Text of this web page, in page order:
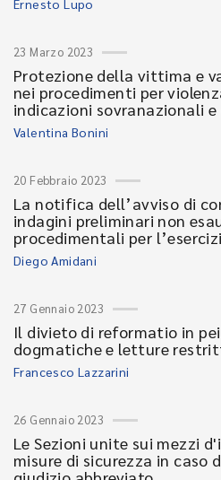
Ernesto Lupo
23 Marzo 2023
Protezione della vittima e
nei procedimenti per
indicazioni sovranazionali
Valentina Bonini
20 Febbraio 2023
La notifica dell’avviso di
indagini preliminari non
procedimentali per
Diego Amidani
27 Gennaio 2023
Il divieto di reformatio in
dogmatiche e letture
Francesco Lazzarini
26 Gennaio 2023
Le Sezioni unite sui mezzi
misure di sicurezza in caso